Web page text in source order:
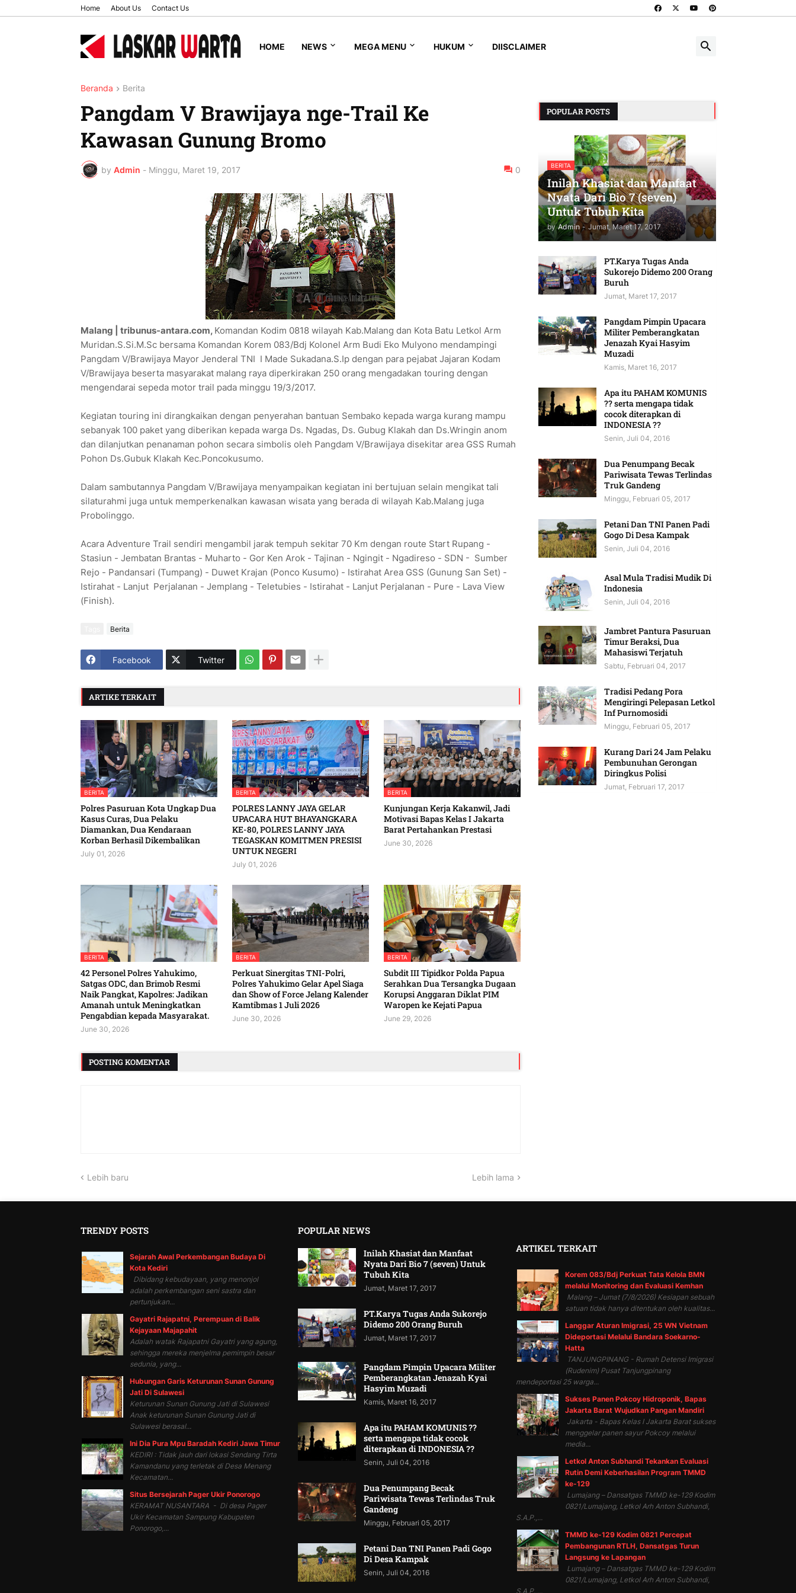
Home About Us Contact Us
HOME NEWS MEGA MENU HUKUM DIISCLAIMER
Beranda Berita
Pangdam V Brawijaya nge-Trail Ke
Kawasan Gunung Bromo
by Admin - Minggu, Maret 19, 2017 0
Malang | tribunus-antara.com, Komandan Kodim 0818 wilayah Kab.Malang dan Kota Batu Letkol Arm
Muridan.S.Si.M.Sc bersama Komandan Korem 083/Bdj Kolonel Arm Budi Eko Mulyono mendampingi
Pangdam V/Brawijaya Mayor Jenderal TNI I Made Sukadana.S.Ip dengan para pejabat Jajaran Kodam
V/Brawijaya beserta masyarakat malang raya diperkirakan 250 orang mengadakan touring dengan
mengendarai sepeda motor trail pada minggu 19/3/2017.
Kegiatan touring ini dirangkaikan dengan penyerahan bantuan Sembako kepada warga kurang mampu
sebanyak 100 paket yang diberikan kepada warga Ds. Ngadas, Ds. Gubug Klakah dan Ds.Wringin anom
dan dilanjutkan penanaman pohon secara simbolis oleh Pangdam V/Brawijaya disekitar area GSS Rumah
Pohon Ds.Gubuk Klakah Kec.Poncokusumo.
Dalam sambutannya Pangdam V/Brawijaya menyampaikan kegiatan ini bertujuan selain mengikat tali
silaturahmi juga untuk memperkenalkan kawasan wisata yang berada di wilayah Kab.Malang juga
Probolinggo.
Acara Adventure Trail sendiri mengambil jarak tempuh sekitar 70 Km dengan route Start Rupang -
Stasiun - Jembatan Brantas - Muharto - Gor Ken Arok - Tajinan - Ngingit - Ngadireso - SDN - Sumber
Rejo - Pandansari (Tumpang) - Duwet Krajan (Ponco Kusumo) - Istirahat Area GSS (Gunung San Set) -
Istirahat - Lanjut Perjalanan - Jemplang - Teletubies - Istirahat - Lanjut Perjalanan - Pure - Lava View
(Finish).
Berita
Facebook Twitter
ARTIKE TERKAIT
BERITA
Polres Pasuruan Kota Ungkap Dua
Kasus Curas, Dua Pelaku
Diamankan, Dua Kendaraan
Korban Berhasil Dikembalikan
July 01, 2026
BERITA
POLRES LANNY JAYA GELAR
UPACARA HUT BHAYANGKARA
KE-80, POLRES LANNY JAYA
TEGASKAN KOMITMEN PRESISI
UNTUK NEGERI
July 01, 2026
BERITA
Kunjungan Kerja Kakanwil, Jadi
Motivasi Bapas Kelas I Jakarta
Barat Pertahankan Prestasi
June 30, 2026
BERITA
42 Personel Polres Yahukimo,
Satgas ODC, dan Brimob Resmi
Naik Pangkat, Kapolres: Jadikan
Amanah untuk Meningkatkan
Pengabdian kepada Masyarakat. ‎
June 30, 2026
BERITA
‎Perkuat Sinergitas TNI-Polri,
Polres Yahukimo Gelar Apel Siaga
dan Show of Force Jelang Kalender
Kamtibmas 1 Juli 2026 ‎ ‎
June 30, 2026
BERITA
Subdit III Tipidkor Polda Papua
Serahkan Dua Tersangka Dugaan
Korupsi Anggaran Diklat PIM
Waropen ke Kejati Papua
June 29, 2026
POSTING KOMENTAR
Lebih baru Lebih lama
POPULAR POSTS
BERITA
Inilah Khasiat dan Manfaat
Nyata Dari Bio 7 (seven)
Untuk Tubuh Kita
by Admin - Jumat, Maret 17, 2017
PT.Karya Tugas Anda
Sukorejo Didemo 200 Orang
Buruh
Jumat, Maret 17, 2017
Pangdam Pimpin Upacara
Militer Pemberangkatan
Jenazah Kyai Hasyim
Muzadi
Kamis, Maret 16, 2017
Apa itu PAHAM KOMUNIS
?? serta mengapa tidak
cocok diterapkan di
INDONESIA ??
Senin, Juli 04, 2016
Dua Penumpang Becak
Pariwisata Tewas Terlindas
Truk Gandeng
Minggu, Februari 05, 2017
Petani Dan TNI Panen Padi
Gogo Di Desa Kampak
Senin, Juli 04, 2016
Asal Mula Tradisi Mudik Di
Indonesia
Senin, Juli 04, 2016
Jambret Pantura Pasuruan
Timur Beraksi, Dua
Mahasiswi Terjatuh
Sabtu, Februari 04, 2017
Tradisi Pedang Pora
Mengiringi Pelepasan Letkol
Inf Purnomosidi
Minggu, Februari 05, 2017
Kurang Dari 24 Jam Pelaku
Pembunuhan Gerongan
Diringkus Polisi
Jumat, Februari 17, 2017
TRENDY POSTS
Sejarah Awal Perkembangan Budaya Di
Kota Kediri
Dibidang kebudayaan, yang menonjol
adalah perkembangan seni sastra dan
pertunjukan...
Gayatri Rajapatni, Perempuan di Balik
Kejayaan Majapahit
Adalah watak Rajapatni Gayatri yang agung,
sehingga mereka menjelma pemimpin besar
sedunia, yang...
Hubungan Garis Keturunan Sunan Gunung
Jati Di Sulawesi
Keturunan Sunan Gunung Jati di Sulawesi
Anak keturunan Sunan Gunung Jati di
Sulawesi berasal...
Ini Dia Pura Mpu Baradah Kediri Jawa Timur
KEDIRI : Tidak jauh dari lokasi Sendang Tirta
Kamandanu yang terletak di Desa Menang
Kecamatan...
Situs Bersejarah Pager Ukir Ponorogo
KERAMAT NUSANTARA - Di desa Pager
Ukir Kecamatan Sampung Kabupaten
Ponorogo,...
POPULAR NEWS
Inilah Khasiat dan Manfaat
Nyata Dari Bio 7 (seven) Untuk
Tubuh Kita
Jumat, Maret 17, 2017
PT.Karya Tugas Anda Sukorejo
Didemo 200 Orang Buruh
Jumat, Maret 17, 2017
Pangdam Pimpin Upacara Militer
Pemberangkatan Jenazah Kyai
Hasyim Muzadi
Kamis, Maret 16, 2017
Apa itu PAHAM KOMUNIS ??
serta mengapa tidak cocok
diterapkan di INDONESIA ??
Senin, Juli 04, 2016
Dua Penumpang Becak
Pariwisata Tewas Terlindas Truk
Gandeng
Minggu, Februari 05, 2017
Petani Dan TNI Panen Padi Gogo
Di Desa Kampak
Senin, Juli 04, 2016
ARTIKEL TERKAIT
Korem 083/Bdj Perkuat Tata Kelola BMN
melalui Monitoring dan Evaluasi Kemhan
Malang – Jumat (7/8/2026) Kesiapan sebuah
satuan tidak hanya ditentukan oleh kualitas...
Langgar Aturan Imigrasi, 25 WN Vietnam
Dideportasi Melalui Bandara Soekarno-
Hatta
TANJUNGPINANG - Rumah Detensi Imigrasi
(Rudenim) Pusat Tanjungpinang
mendeportasi 25 warga...
Sukses Panen Pokcoy Hidroponik, Bapas
Jakarta Barat Wujudkan Pangan Mandiri
Jakarta - Bapas Kelas I Jakarta Barat sukses
menggelar panen sayur Pokcoy melalui
media...
Letkol Anton Subhandi Tekankan Evaluasi
Rutin Demi Keberhasilan Program TMMD
ke-129
Lumajang – Dansatgas TMMD ke-129 Kodim
0821/Lumajang, Letkol Arh Anton Subhandi,
S.A.P.,...
TMMD ke-129 Kodim 0821 Percepat
Pembangunan RTLH, Dansatgas Turun
Langsung ke Lapangan
Lumajang – Dansatgas TMMD ke-129 Kodim
0821/Lumajang, Letkol Arh Anton Subhandi,
S.A.P.,...